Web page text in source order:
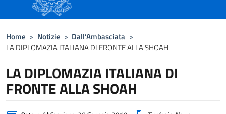
Home > Notizie > Dall’Ambasciata >
LA DIPLOMAZIA ITALIANA DI FRONTE ALLA SHOAH
LA DIPLOMAZIA ITALIANA DI
FRONTE ALLA SHOAH